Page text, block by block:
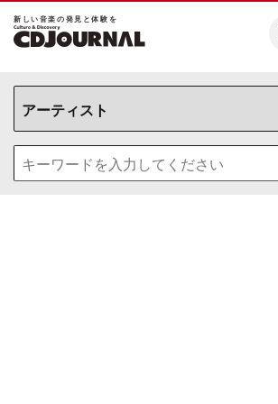
新しい⾳楽の発⾒と体験を